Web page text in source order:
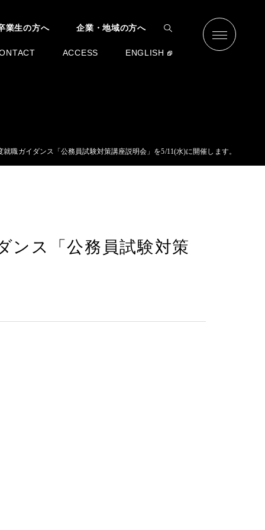
業生の方へ 企業・地域の方へ
ACCESS ENGLISH
職ガイダンス「公務員試験対策講座説明会」を5/11(水)に開催します。
ンス「公務員試験対策